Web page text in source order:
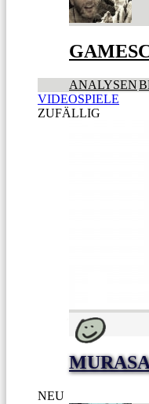
ANALYSEN
VIDEOSPIELE
ZUFÄLLIG
NEU